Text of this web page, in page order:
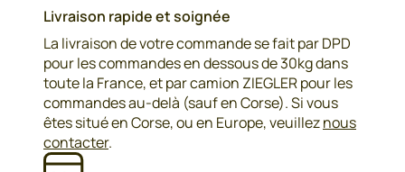
Livraison rapide et soignée
La livraison de votre commande se fait par DPD
pour les commandes en dessous de 30kg dans
toute la France, et par camion ZIEGLER pour les
commandes au-delà (sauf en Corse). Si vous
êtes situé en Corse, ou en Europe, veuilleznous
contacter.